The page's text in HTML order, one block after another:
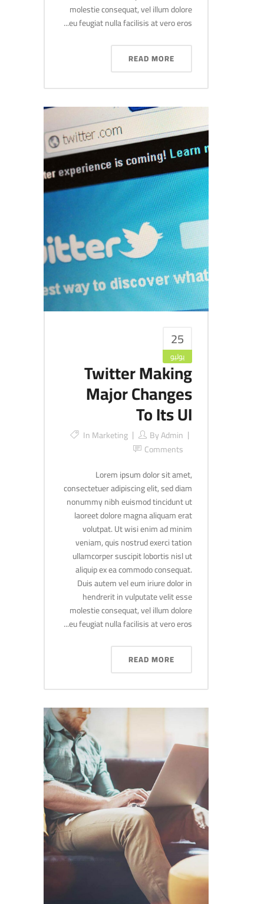
molestie consequat, vel illum dolore
eu feugiat nulla facilisis at vero eros...
READ MORE
25
يوليو
Twitter Making
Major Changes
To Its UI
ByAdmin
InMarketing
Comments
Lorem ipsum dolor sit amet,
consectetuer adipiscing elit, sed diam
nonummy nibh euismod tincidunt ut
laoreet dolore magna aliquam erat
volutpat. Ut wisi enim ad minim
veniam, quis nostrud exerci tation
ullamcorper suscipit lobortis nisl ut
aliquip ex ea commodo consequat.
Duis autem vel eum iriure dolor in
hendrerit in vulputate velit esse
molestie consequat, vel illum dolore
eu feugiat nulla facilisis at vero eros...
READ MORE